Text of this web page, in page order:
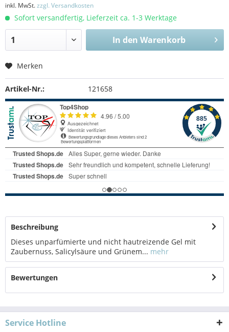
inkl. MwSt.zzgl. Versandkosten
Sofort versandfertig, Lieferzeit ca. 1-3 Werktage
In den Warenkorb
Merken
Artikel-Nr.: 121658
Beschreibung
Dieses unparfümierte und nicht hautreizende Gel mit
Zaubernuss, Salicylsäure und Grünem... mehr
Bewertungen
Service Hotline